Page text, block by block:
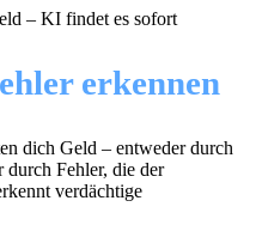
– KI findet es sofort
erkennen
dich Geld – entweder durch
durch Fehler, die der
verdächtige